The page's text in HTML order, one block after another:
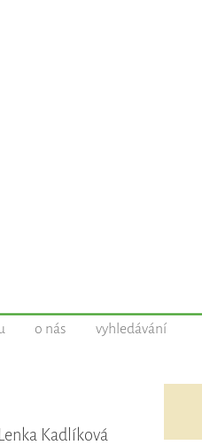
o nás vyhledávání
Kadlíková